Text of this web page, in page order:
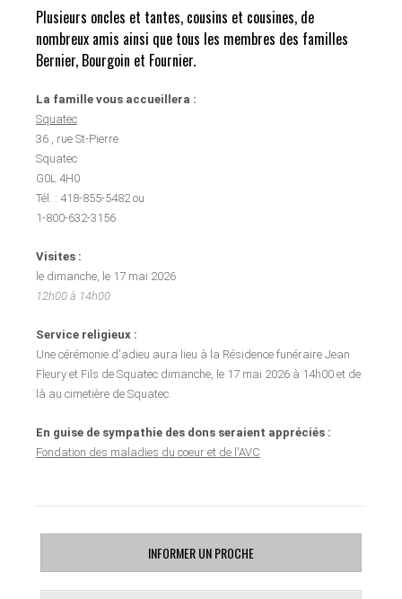
Plusieurs oncles et tantes, cousins et cousines, de
nombreux amis ainsi que tous les membres des familles
Bernier, Bourgoin et Fournier.
La famille vous accueillera :
Squatec
36 , rue St-Pierre
Squatec
G0L 4H0
Tél. : 418-855-5482 ou
1-800-632-3156
Visites :
le dimanche, le 17 mai 2026
12h00 à 14h00
Service religieux :
Une cérémonie d'adieu aura lieu à la Résidence funéraire Jean
Fleury et Fils de Squatec dimanche, le 17 mai 2026 à 14h00 et de
là au cimetière de Squatec.
En guise de sympathie des dons seraient appréciés :
Fondation des maladies du coeur et de l'AVC
INFORMER UN PROCHE